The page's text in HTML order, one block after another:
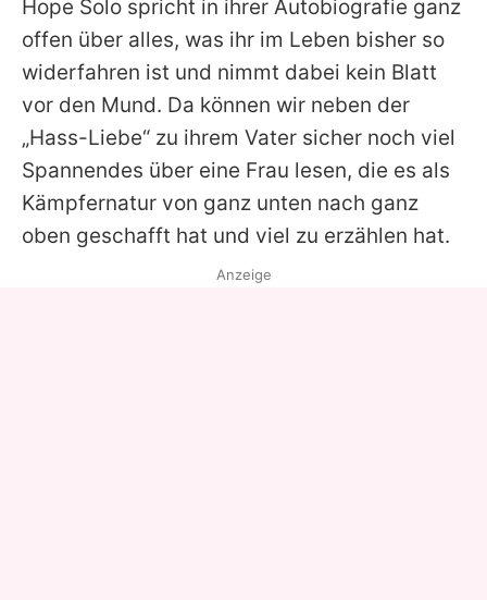
Hope Solo spricht in ihrer Autobiografie ganz
offen über alles, was ihr im Leben bisher so
widerfahren ist und nimmt dabei kein Blatt
vor den Mund. Da können wir neben der
„Hass-Liebe“ zu ihrem Vater sicher noch viel
Spannendes über eine Frau lesen, die es als
Kämpfernatur von ganz unten nach ganz
oben geschafft hat und viel zu erzählen hat.
Anzeige